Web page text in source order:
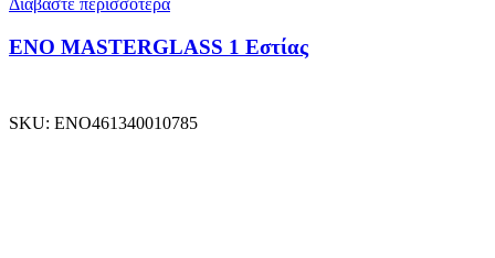
Διαβάστε περισσότερα
ENO MASTERGLASS 1 Εστίας
SKU: ENO461340010785